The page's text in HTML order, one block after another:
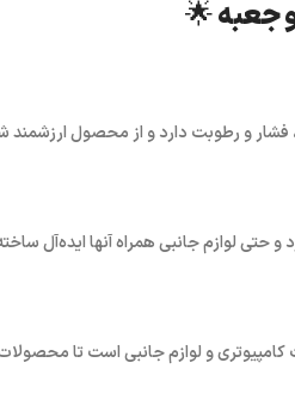
فشار و رطوبت دارد و از محصول
و حتی لوازم جانبی همراه آنها ایده‌آل
کامپیوتری و لوازم جانبیاست تا محصولات